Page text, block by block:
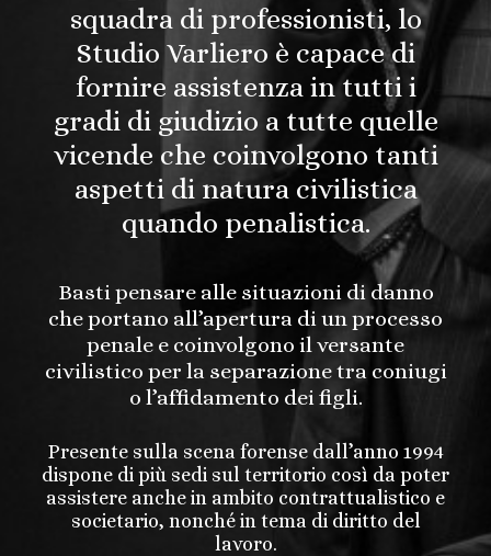
squadra di professionisti, lo
Studio Varliero è capace di
fornire assistenza in tutti i
gradi di giudizio a tutte quelle
vicende che coinvolgono tanti
aspetti di natura civilistica
quando penalistica.
Basti pensare alle situazioni di danno
che portano all’apertura di un processo
penale e coinvolgono il versante
civilistico per la separazione tra coniugi
o l’affidamento dei figli.
Presente sulla scena forense dall’anno 1994
dispone di più sedi sul territorio così da poter
assistere anche in ambito contrattualistico e
societario, nonché in tema di diritto del
lavoro.